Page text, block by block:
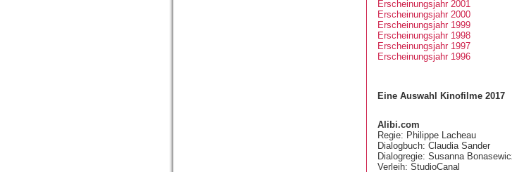
Erscheinungsjahr 2001
Erscheinungsjahr 2000
Erscheinungsjahr 1999
Erscheinungsjahr 1998
Erscheinungsjahr 1997
Erscheinungsjahr 1996
Eine Auswahl Kinofilme 2017
Alibi.com
Regie: Philippe Lacheau
Dialogbuch: Claudia Sander
Dialogregie: Susanna
Verleih: StudioCanal